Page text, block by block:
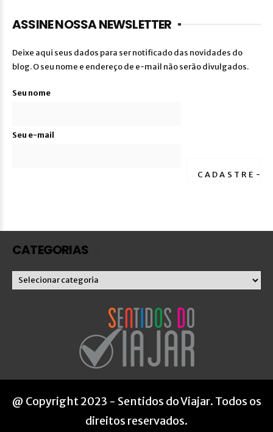
ASSINE NOSSA NEWSLETTER
Deixe aqui seus dados para ser notificado das novidades do
blog. O seu nome e endereço de e-mail não serão divulgados.
Seu nome
Seu e-mail
CATEGORIAS
Categorias
@ Copyright 2023 - Sentidos do Viajar. Todos os
direitos reservados.